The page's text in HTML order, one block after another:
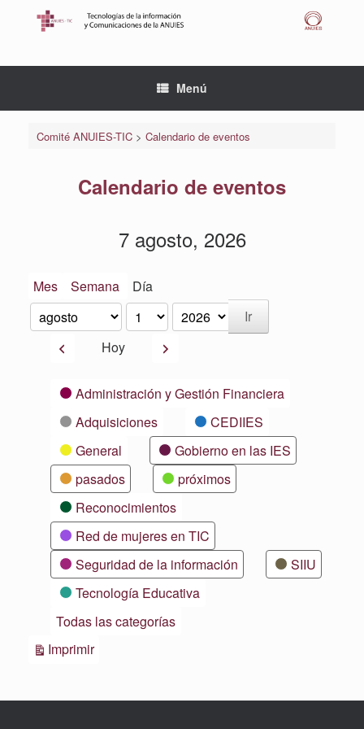
Menú
Comité ANUIES-TIC> Calendario de eventos
Calendario de eventos
7 agosto, 2026
Mes Semana Día
Mes
Día
Año
AnteriorHoy Siguiente
CategoríasAdministración y Gestión Financiera
Adquisiciones
CEDIIES
General
Gobierno en las IES
pasados
próximos
Reconocimientos
Red de mujeres en TIC
Seguridad de la información
SIIU
Tecnología Educativa
Todas las categorías
ImprimirVistas